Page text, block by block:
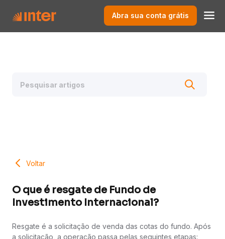
Abra sua conta grátis
Voltar
O que é resgate de Fundo de
Investimento Internacional?
Resgate é a solicitação de venda das cotas do fundo. Após
a solicitação, a operação passa pelas seguintes etapas: